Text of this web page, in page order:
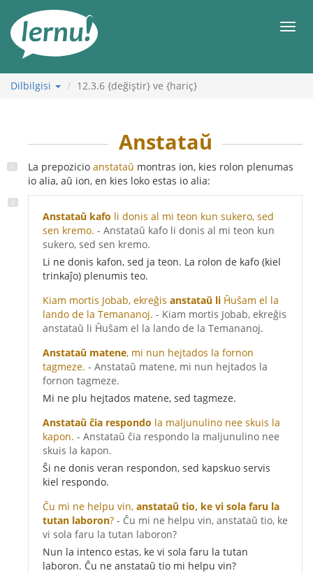
Görüntüleme
Dilbilgisi 12.3.6 {değiştir} ve {hariç}
Anstataŭ
La prepozicio anstataŭ montras ion, kies rolon plenumas
io alia, aŭ ion, en kies loko estas io alia:
Anstataŭ kafo li donis al mi teon kun sukero, sed
sen kremo. - Anstataŭ kafo li donis al mi teon kun
sukero, sed sen kremo.
Li ne donis kafon, sed ja teon. La rolon de kafo (kiel
trinkaĵo) plenumis teo.
Kiam mortis Jobab, ekreĝis anstataŭ li Ĥuŝam el la
lando de la Temananoj. - Kiam mortis Jobab, ekreĝis
anstataŭ li Ĥuŝam el la lando de la Temananoj.
Anstataŭ matene, mi nun hejtados la fornon
tagmeze. - Anstataŭ matene, mi nun hejtados la
fornon tagmeze.
Mi ne plu hejtados matene, sed tagmeze.
Anstataŭ ĉia respondo la maljunulino nee skuis la
kapon. - Anstataŭ ĉia respondo la maljunulino nee
skuis la kapon.
Ŝi ne donis veran respondon, sed kapskuo servis
kiel respondo.
Ĉu mi ne helpu vin, anstataŭ tio, ke vi sola faru la
tutan laboron? - Ĉu mi ne helpu vin, anstataŭ tio, ke
vi sola faru la tutan laboron?
Nun la intenco estas, ke vi sola faru la tutan
laboron. Ĉu ne anstataŭ tio mi helpu vin?